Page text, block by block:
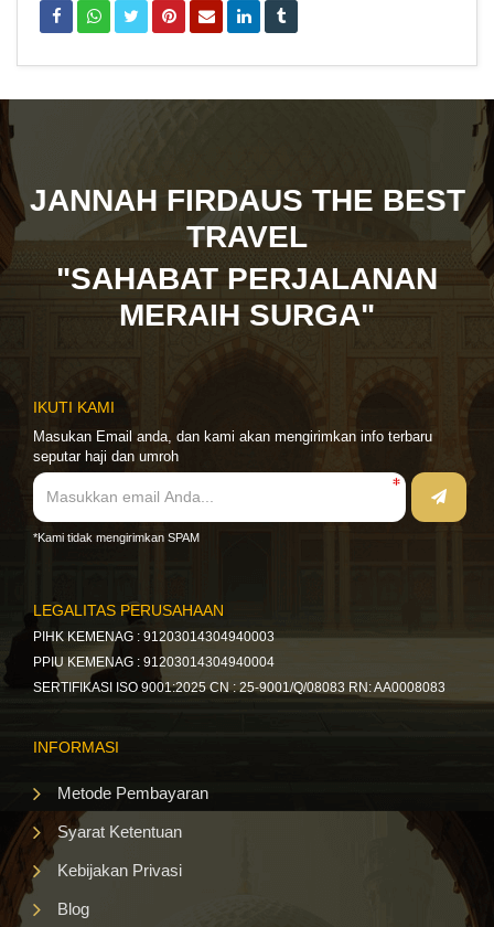
JANNAH FIRDAUS THE BEST
TRAVEL
"SAHABAT PERJALANAN
MERAIH SURGA"
IKUTI KAMI
Masukan Email anda, dan kami akan mengirimkan info terbaru
seputar haji dan umroh
*Kami tidak mengirimkan SPAM
LEGALITAS PERUSAHAAN
PIHK KEMENAG : 91203014304940003
PPIU KEMENAG : 91203014304940004
SERTIFIKASI ISO 9001:2025 CN : 25-9001/Q/08083 RN: AA0008083
INFORMASI
Metode Pembayaran
Syarat Ketentuan
Kebijakan Privasi
Blog